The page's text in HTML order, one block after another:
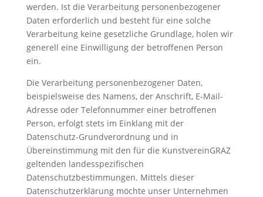
werden. Ist die Verarbeitung personenbezogener
Daten erforderlich und besteht für eine solche
Verarbeitung keine gesetzliche Grundlage, holen wir
generell eine Einwilligung der betroffenen Person
ein.
Die Verarbeitung personenbezogener Daten,
beispielsweise des Namens, der Anschrift, E-Mail-
Adresse oder Telefonnummer einer betroffenen
Person, erfolgt stets im Einklang mit der
Datenschutz-Grundverordnung und in
Übereinstimmung mit den für die KunstvereinGRAZ
geltenden landesspezifischen
Datenschutzbestimmungen. Mittels dieser
Datenschutzerklärung möchte unser Unternehmen